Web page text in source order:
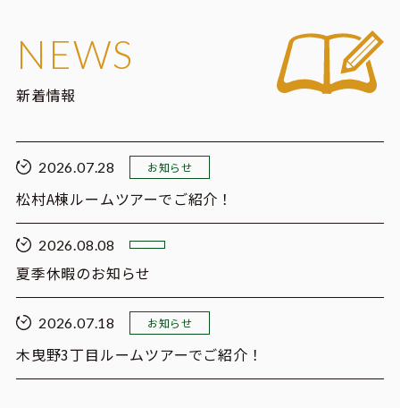
NEWS
新着情報
2026.07.28 お知らせ
松村A棟ルームツアーでご紹介！
2026.08.08
夏季休暇のお知らせ
2026.07.18 お知らせ
木曳野3丁目ルームツアーでご紹介！